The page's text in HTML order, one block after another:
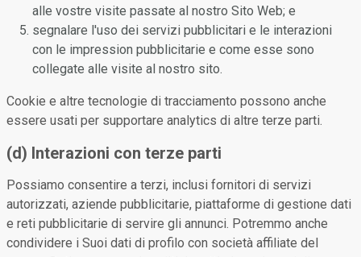
alle vostre visite passate al nostro Sito Web; e
segnalare l'uso dei servizi pubblicitari e le interazioni
con le impression pubblicitarie e come esse sono
collegate alle visite al nostro sito.
Cookie e altre tecnologie di tracciamento possono anche
essere usati per supportare analytics di altre terze parti.
(d) Interazioni con terze parti
Possiamo consentire a terzi, inclusi fornitori di servizi
autorizzati, aziende pubblicitarie, piattaforme di gestione dati
e reti pubblicitarie di servire gli annunci. Potremmo anche
condividere i Suoi dati di profilo con società affiliate del